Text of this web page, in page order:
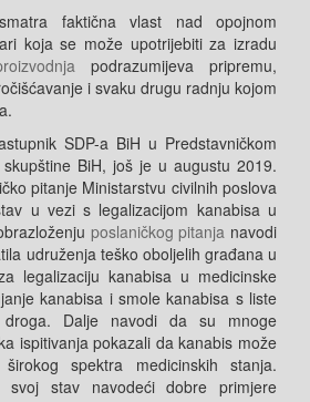
faktična vlast nad opojnom
koja se može upotrijebiti za izradu
podrazumijeva pripremu,
i svaku drugu radnju kojom
SDP-a BiH u Predstavničkom
BiH, još je u augustu 2019.
pitanje Ministarstvu civilnih poslova
u vezi s legalizacijom kanabisa u
poslaničkog pitanja navodi
udruženja teško oboljelih građana u
legalizaciju kanabisa u medicinske
kanabisa i smole kanabisa s liste
droga. Dalje navodi da su mnoge
ispitivanja pokazali da kanabis može
spektra medicinskih stanja.
svoj stav navodeći dobre primjere